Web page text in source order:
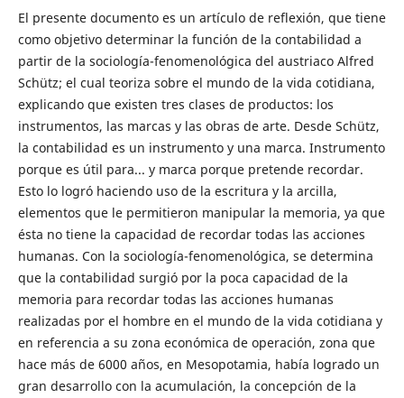
El presente documento es un artículo de reflexión, que tiene
como objetivo determinar la función de la contabilidad a
partir de la sociología-fenomenológica del austriaco Alfred
Schütz; el cual teoriza sobre el mundo de la vida cotidiana,
explicando que existen tres clases de productos: los
instrumentos, las marcas y las obras de arte. Desde Schütz,
la contabilidad es un instrumento y una marca. Instrumento
porque es útil para... y marca porque pretende recordar.
Esto lo logró haciendo uso de la escritura y la arcilla,
elementos que le permitieron manipular la memoria, ya que
ésta no tiene la capacidad de recordar todas las acciones
humanas. Con la sociología-fenomenológica, se determina
que la contabilidad surgió por la poca capacidad de la
memoria para recordar todas las acciones humanas
realizadas por el hombre en el mundo de la vida cotidiana y
en referencia a su zona económica de operación, zona que
hace más de 6000 años, en Mesopotamia, había logrado un
gran desarrollo con la acumulación, la concepción de la